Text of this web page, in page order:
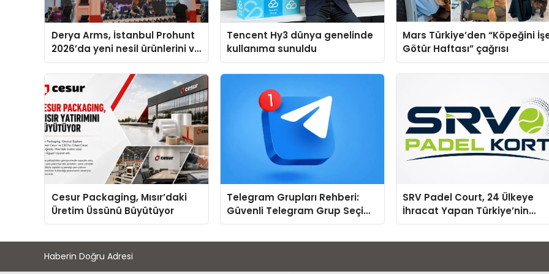
Derya Arms, İstanbul Prohunt
2026’da yeni nesil ürünlerini ve
global marka vizyonunu
sergiledi
Tencent Hy3 dünya genelinde
kullanıma sunuldu
Mars Türkiye’den “Köpeğini
Götür Haftası” çağrısı
Cesur Packaging, Mısır’daki
Üretim Üssünü Büyütüyor
Telegram Grupları Rehberi:
Güvenli Telegram Grup Seçimi
İçin İpuçları
SRV Padel Court, 24 Ülkeye
İhracat Yapan Türkiye’nin
Padel Kortu Üretim Gücü
Haberin Doğru Adresi